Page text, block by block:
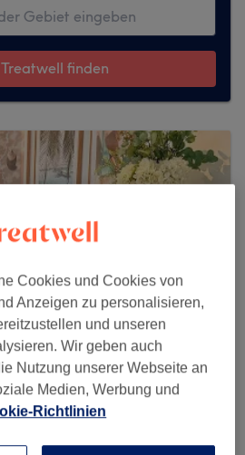
finden
Cookies und Cookies von
Anzeigen zu personalisieren,
und unseren
Wir geben auch
Nutzung unserer Webseite an
Medien, Werbung und
Richtlinien